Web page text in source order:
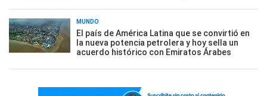
MUNDO
El país de América Latina que se convirtió en
la nueva potencia petrolera y hoy sella un
acuerdo histórico con Emiratos Árabes